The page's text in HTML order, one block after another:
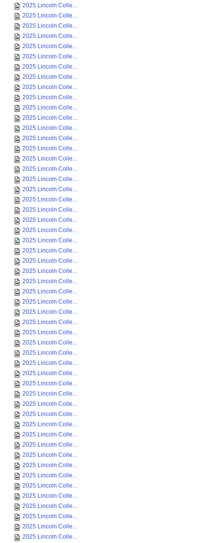
2025 Lincoln Colle...
2025 Lincoln Colle...
2025 Lincoln Colle...
2025 Lincoln Colle...
2025 Lincoln Colle...
2025 Lincoln Colle...
2025 Lincoln Colle...
2025 Lincoln Colle...
2025 Lincoln Colle...
2025 Lincoln Colle...
2025 Lincoln Colle...
2025 Lincoln Colle...
2025 Lincoln Colle...
2025 Lincoln Colle...
2025 Lincoln Colle...
2025 Lincoln Colle...
2025 Lincoln Colle...
2025 Lincoln Colle...
2025 Lincoln Colle...
2025 Lincoln Colle...
2025 Lincoln Colle...
2025 Lincoln Colle...
2025 Lincoln Colle...
2025 Lincoln Colle...
2025 Lincoln Colle...
2025 Lincoln Colle...
2025 Lincoln Colle...
2025 Lincoln Colle...
2025 Lincoln Colle...
2025 Lincoln Colle...
2025 Lincoln Colle...
2025 Lincoln Colle...
2025 Lincoln Colle...
2025 Lincoln Colle...
2025 Lincoln Colle...
2025 Lincoln Colle...
2025 Lincoln Colle...
2025 Lincoln Colle...
2025 Lincoln Colle...
2025 Lincoln Colle...
2025 Lincoln Colle...
2025 Lincoln Colle...
2025 Lincoln Colle...
2025 Lincoln Colle...
2025 Lincoln Colle...
2025 Lincoln Colle...
2025 Lincoln Colle...
2025 Lincoln Colle...
2025 Lincoln Colle...
2025 Lincoln Colle...
2025 Lincoln Colle...
2025 Lincoln Colle...
2025 Lincoln Colle...